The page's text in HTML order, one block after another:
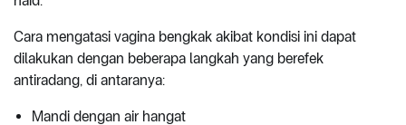
Cara mengatasi vagina bengkak akibat kondisi ini dapat
dilakukan dengan beberapa langkah yang berefek
antiradang, di antaranya:
Mandi dengan air hangat